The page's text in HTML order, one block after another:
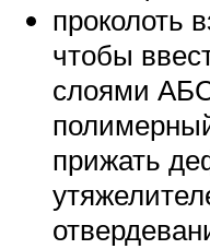
проколоть
чтобы
слоями
прижать